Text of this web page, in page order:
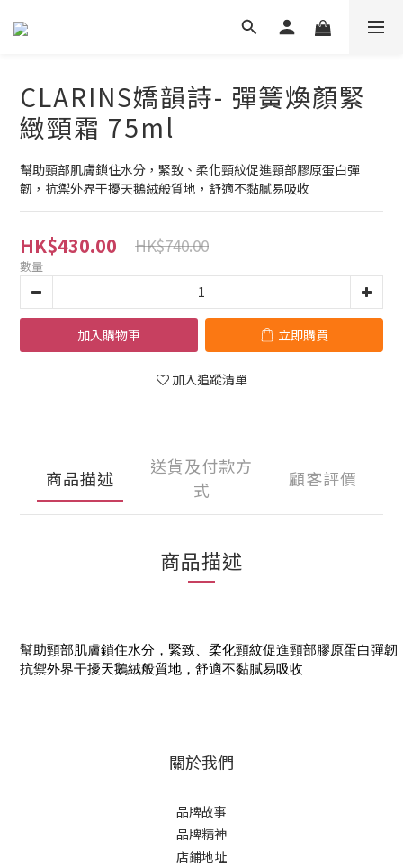
CLARINS嬌韻詩- 彈簧煥顏緊
緻頸霜 75ml
幫助頸部肌膚鎖住水分，緊致、柔化頸紋促進頸部膠原蛋白彈
韌，抗禦外界干擾天鵝絨般質地，舒適不黏膩易吸收
HK$430.00 HK$740.00
數量
加入購物車 立即購買
加入追蹤清單
商品描述
送貨及付款方
式
顧客評價
商品描述
幫助頸部肌膚鎖住水分，緊致、柔化頸紋促進頸部膠原蛋白彈韌
抗禦外界干擾天鵝絨般質地，舒適不黏膩易吸收
關於我們
品牌故事
品牌精神
店鋪地址